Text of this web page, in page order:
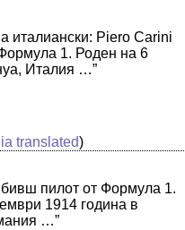
италиански: Piero Carini
1. Роден на 6
Италия …”
translated)
пилот от Формула 1.
1914 година в
…”